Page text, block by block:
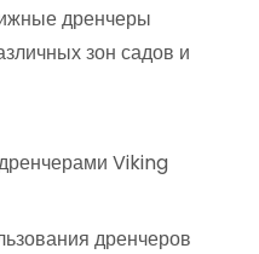
дренчеры
зон садов и
Viking
дренчеров